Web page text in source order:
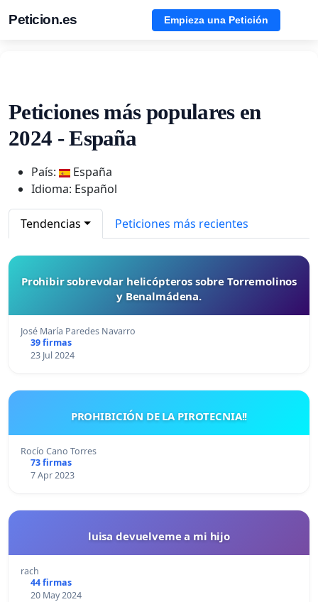
Peticion.es Empieza una Petición
Peticiones más populares en
2024 - España
País:
España
Idioma: Español
Tendencias Peticiones más recientes
Prohibir sobrevolar helicópteros sobre Torremolinos
y Benalmádena.
José María Paredes Navarro
39 firmas
23 Jul 2024
PROHIBICIÓN DE LA PIROTECNIA!!
Rocío Cano Torres
73 firmas
7 Apr 2023
luisa devuelveme a mi hijo
rach
44 firmas
20 May 2024